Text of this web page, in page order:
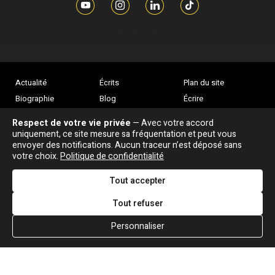
Actualité
Biographie
Discographie
Vidéographie
Concerts
Écrits
Blog
Pierre Goldman
JJG & moi
Qui est ?
Plan du site
Écrire
Crédits
complémentaires sur l’actualité de Jean-Jacques
Goldman,
Association "Parler d'sa vie" © Depuis 1997 - Tous droits réservés |
Respect de votre vie privée — Avec votre accord
uniquement, ce site mesure sa fréquentation et peut vous
envoyer des notifications. Aucun traceur n’est déposé sans
votre choix.Politique de confidentialité
Tout accepter
Tout refuser
Personnaliser